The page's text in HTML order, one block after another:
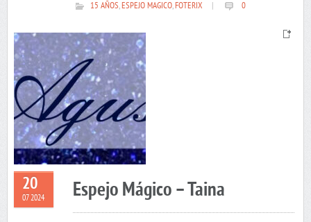
15 AÑOS,ESPEJO MAGICO,FOTERIX 0
20
07 2024 Espejo Mágico – Taina